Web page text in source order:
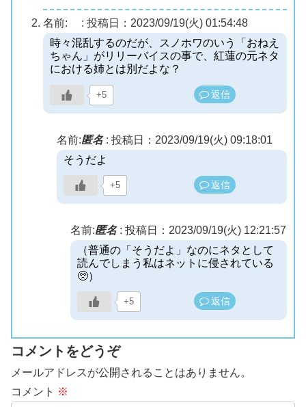
名前: : 投稿日：2023/09/19(火) 01:54:48
時々混乱するのだが、スノホワのいう「おねえ
ちゃん」がリリーバイスの事で、紅蓮の元ネタ
における姉とは別だよな？
+5 返信
名前:匿名: 投稿日：2023/09/19(火) 09:18:01
そうだよ
+5 返信
名前:匿名: 投稿日：2023/09/19(火) 12:21:57
（普通の「そうだよ」なのにネタとして
読んでしまう私はネットに侵されている
🥺）
+5 返信
コメントをどうぞ
メールアドレスが公開されることはありません。
コメント ※